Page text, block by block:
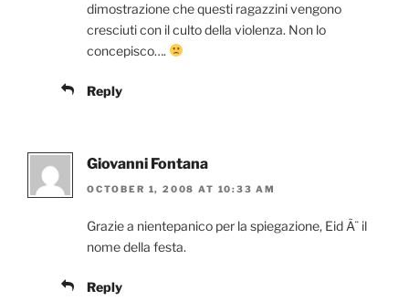
dimostrazione che questi ragazzini vengono
cresciuti con il culto della violenza. Non lo
concepisco….
Reply
Giovanni Fontana
OCTOBER 1, 2008 AT 10:33 AM
Grazie a nientepanico per la spiegazione, Eid Ã¨ il
nome della festa.
Reply